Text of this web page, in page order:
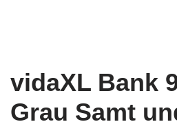
vidaXL Bank
Grau Samt